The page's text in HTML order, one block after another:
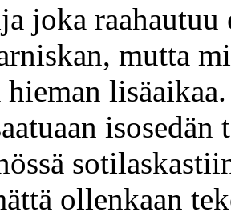
joka raahautuu
mutta
hieman
ollenkaan